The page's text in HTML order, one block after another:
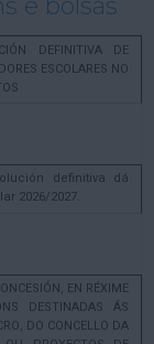
e bolsas
DEFINITIVA DE
ESCOLARES NO
definitiva dá
2026/2027.
EN RÉXIME
DESTINADAS ÁS
DO CONCELLO DA